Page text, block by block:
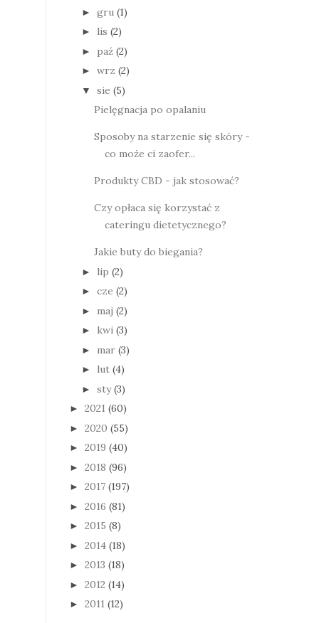
► gru (1)
► lis (2)
► paź (2)
► wrz (2)
▼ sie (5)
Pielęgnacja po opalaniu
Sposoby na starzenie się skóry -
co może ci zaofer...
Produkty CBD - jak stosować?
Czy opłaca się korzystać z
cateringu dietetycznego?
Jakie buty do biegania?
► lip (2)
► cze (2)
► maj (2)
► kwi (3)
► mar (3)
► lut (4)
► sty (3)
► 2021 (60)
► 2020 (55)
► 2019 (40)
► 2018 (96)
► 2017 (197)
► 2016 (81)
► 2015 (8)
► 2014 (18)
► 2013 (18)
► 2012 (14)
► 2011 (12)